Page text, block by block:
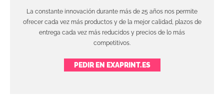
La constante innovación durante más de 25 años nos permite
ofrecer cada vez más productos y de la mejor calidad, plazos de
entrega cada vez más reducidos y precios de lo más
competitivos.
PEDIR EN EXAPRINT.ES